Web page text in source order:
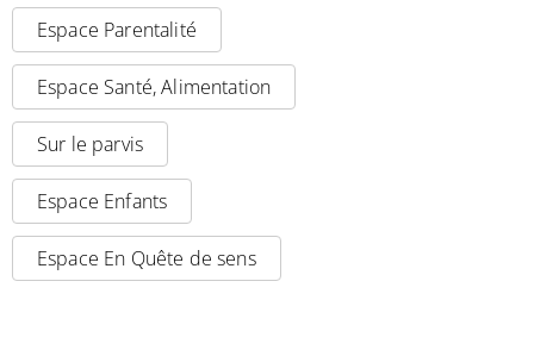
Espace Parentalité
Espace Santé, Alimentation
Sur le parvis
Espace Enfants
Espace En Quête de sens